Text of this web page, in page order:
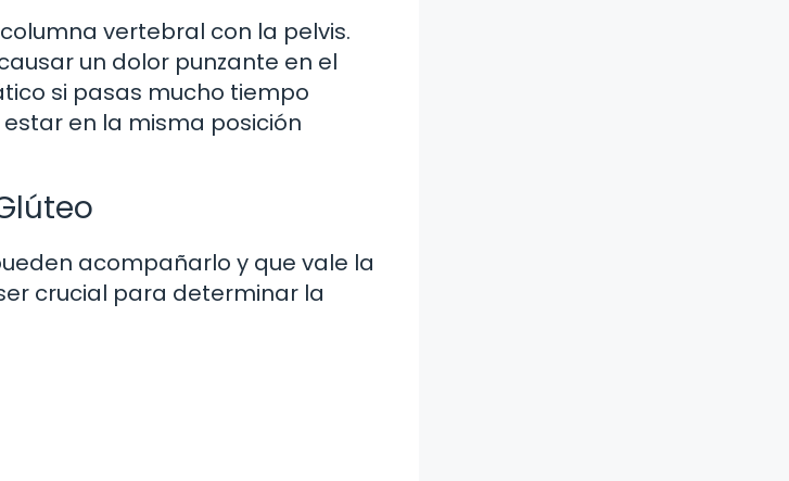
vertebral con la pelvis.
un dolor punzante en el
si pasas mucho tiempo
en la misma posición
acompañarlo y que vale la
crucial para determinar la